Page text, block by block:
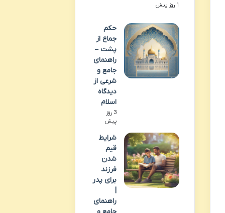
1 روز پیش
حکم
جماع از
پشت –
راهنمای
جامع و
شرعی از
دیدگاه
اسلام
3 روز
پیش
شرایط
قیم
شدن
فرزند
برای پدر
راهنمای